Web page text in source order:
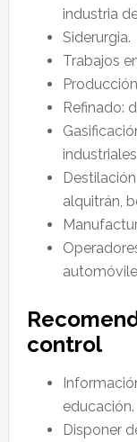
industria
Siderurgia.
Trabajos
Refinado:
alquitrán,
control
educación.
Disponer